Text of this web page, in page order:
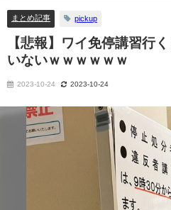
まとめ記事 pickup
【悲報】ワイ免停講習行
いないｗｗｗｗｗｗ
2023-10-24 2023-10-24